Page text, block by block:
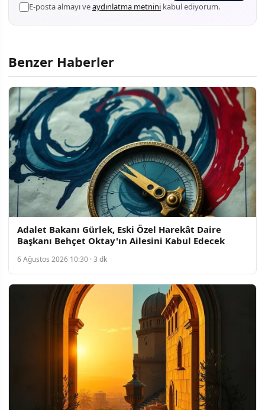
E-posta almayı veaydınlatma metnini kabul ediyorum.
Benzer Haberler
Adalet Bakanı Gürlek, Eski Özel Harekât Daire
Başkanı Behçet Oktay'ın Ailesini Kabul Edecek
6 Ağustos 2026 10:30 · 3 dk